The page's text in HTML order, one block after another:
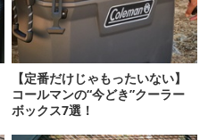
【定番だけじゃもったいない】
コールマンの“今どき”クーラー
ボックス7選！